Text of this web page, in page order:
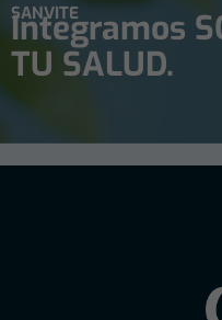
SANVITE
Integramos
TU SALUD.